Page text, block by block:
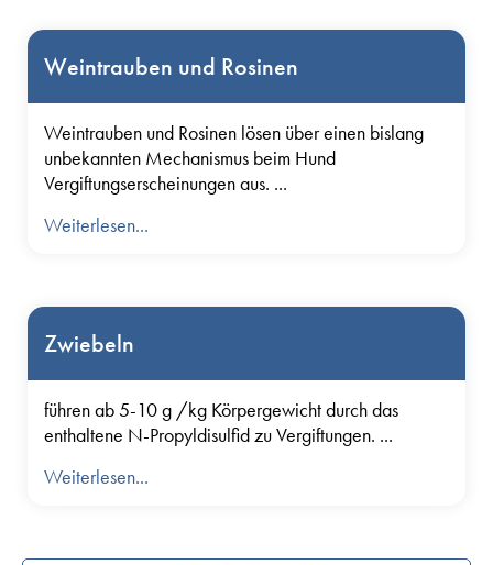
Weintrauben und Rosinen
Weintrauben und Rosinen lösen über einen bislang
unbekannten Mechanismus beim Hund
Vergiftungserscheinungen aus. ...
Weiterlesen...
Zwiebeln
führen ab 5-10 g /kg Körpergewicht durch das
enthaltene N-Propyldisulfid zu Vergiftungen. ...
Weiterlesen...